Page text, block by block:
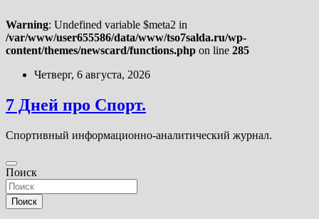
Warning: Undefined variable $meta2 in
/var/www/user655586/data/www/tso7salda.ru/wp-
content/themes/newscard/functions.php on line 285
Перейти
содержимому
Четверг, 6 августа, 2026
7 Дней про Спорт.
Спортивный информационно-аналитический журнал.
Поиск
Поиск